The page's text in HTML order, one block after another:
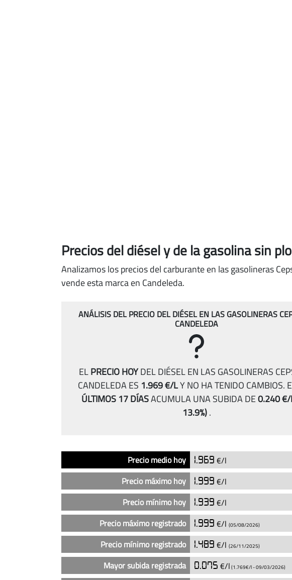
Precios del diésely de la gasolina sin
Analizamos los precios del carburante en las gasolineras
vende esta marca en Candeleda.
ANÁLISIS DEL PRECIO DEL DIÉSEL EN LAS GASOLINERAS
CANDELEDA
ELPRECIO HOYDEL DIÉSEL EN LAS GASOLINERAS
CANDELEDA ES 1.969 €/LY NO HA TENIDO CAMBIOS.
ÚLTIMOS 17 DÍASACUMULA UNA SUBIDA DE0.240
13.9%).
Análisis
del
en
gasolineras
Candeleda
Precio medio hoy 1.969 €/l
Precio máximo hoy
1.999 €/l
Precio mínimo hoy
1.939 €/l
Precio máximo registrado
1.999 €/l (05/08/2026)
Precio mínimo registrado 1.489 €/l (26/11/2025)
Mayor subida registrada 0.075 €/l (1.769€/l -09/03/2026)